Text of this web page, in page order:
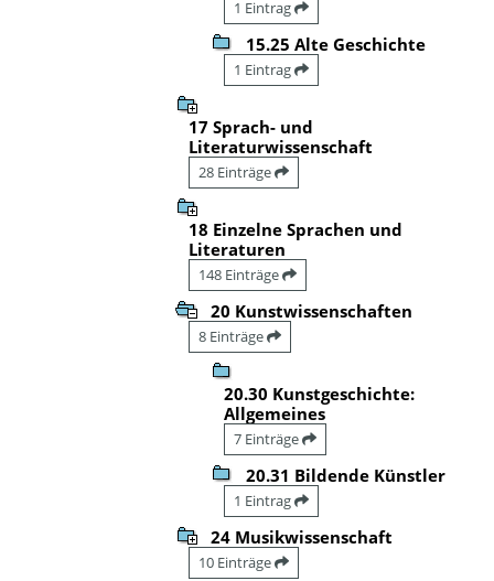
1 Eintrag
15.25 Alte Geschichte
1 Eintrag
17 Sprach- und
Literaturwissenschaft
28 Einträge
18 Einzelne Sprachen und
Literaturen
148 Einträge
20 Kunstwissenschaften
8 Einträge
20.30 Kunstgeschichte:
Allgemeines
7 Einträge
20.31 Bildende Künstler
1 Eintrag
24 Musikwissenschaft
10 Einträge